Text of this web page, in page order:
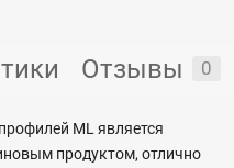
Отзывы 0
ML является
продуктом, отлично